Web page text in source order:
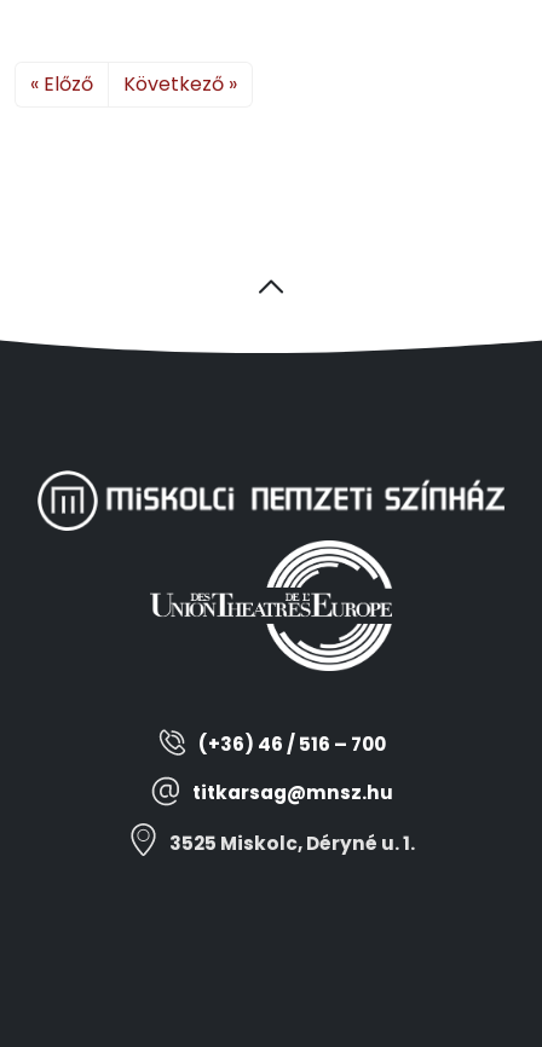
« Előző Következő »
(+36) 46 / 516 – 700
titkarsag@mnsz.hu
3525 Miskolc, Déryné u. 1.